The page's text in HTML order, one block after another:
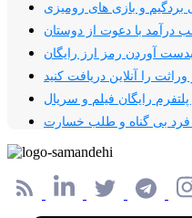
و بازی های رومیزی
درآمد با دعوت از دوستان
بدست آوردن رمز ارز رایگان
را آنلاین دریافت کنید
پلتفرم‌ رایگان فیلم و سریال
فرد بی گناه و طلب خسارت